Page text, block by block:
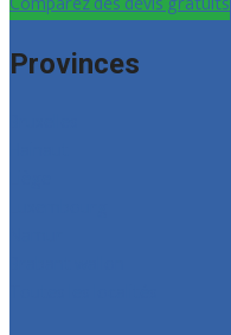
Provinces